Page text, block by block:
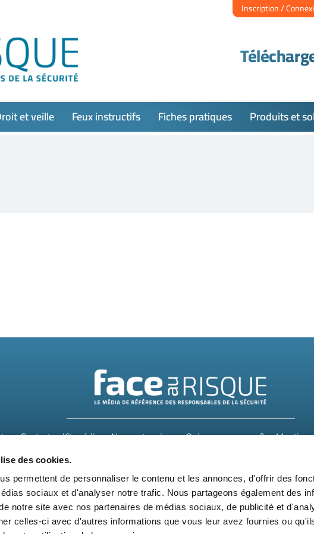
des cookies.
permettent de personnaliser le contenu et les annonces, d'offrir des
sociaux et d'analyser notre trafic. Nous partageons également des
notre site avec nos partenaires de médias sociaux, de publicité et
celles-ci avec d'autres informations que vous leur avez fournies ou
Inscription /
et veille Feux instructifs Fiches pratiques Produits et
Contact Kit média Nos partenaires Qui sommes-nous ?